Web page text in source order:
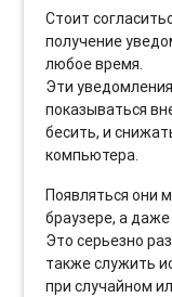
Стоит
получение
любое время.
Эти
показываться
бесить, и
компьютера.
Появляться они
браузере, а
Это серьезно
также служить
при случайном